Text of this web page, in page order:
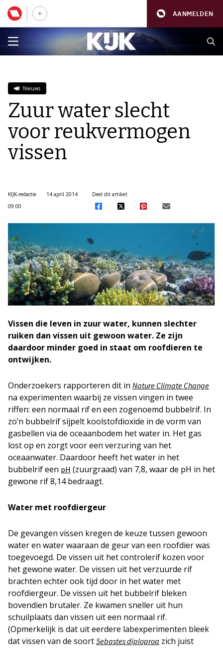
AANMELDEN
Nieuws
Zuur water slecht
voor reukvermogen
vissen
KIJK-redactie
14 april 2014
09:00
Deel dit artikel:
Vissen die leven in zuur water, kunnen slechter
ruiken dan vissen uit gewoon water. Ze zijn
daardoor minder goed in staat om roofdieren te
ontwijken.
Onderzoekers rapporteren dit in Nature Climate Change
na experimenten waarbij ze vissen vingen in twee
riffen: een normaal rif en een zogenoemd bubbelrif. In
zo’n bubbelrif sijpelt koolstofdioxide in de vorm van
gasbellen via de oceaanbodem het water in. Het gas
lost op en zorgt voor een verzuring van het
oceaanwater. Daardoor heeft het water in het
bubbelrif een pH (zuurgraad) van 7,8, waar de pH in het
gewone rif 8,14 bedraagt.
Water met roofdiergeur
De gevangen vissen kregen de keuze tussen gewoon
water en water waaraan de geur van een roofdier was
toegevoegd. De vissen uit het controlerif kozen voor
het gewone water. De vissen uit het verzuurde rif
brachten echter ook tijd door in het water met
roofdiergeur. De vissen uit het bubbelrif bleken
bovendien brutaler. Ze kwamen sneller uit hun
schuilplaats dan vissen uit een normaal rif.
(Opmerkelijk is dat uit eerdere labexperimenten bleek
dat vissen van de soort Sebastes diploproa zich juist